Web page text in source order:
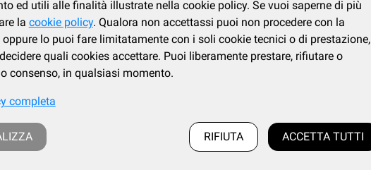
Cookies policy
Frazione Fila, 106/c, Loc. Trivero, 13835 Valdilana (BI) | tel. 015.737.634
: IT 02339730026 - iscrizione al registro Imprese di Biella e Vercelli: 02339730026
REA presso la CCIAA di Biella al numero BI 186883, Capitale Sociale i.v.: euro 10.000,00
ed utili alle finalità illustrate nella cookie policy. Se vuoi saperne di più
la cookie policy. Qualora non accettassi puoi non procedere con la
oppure lo puoi fare limitatamente con i soli cookie tecnici o di prestazione,
quali cookies accettare. Puoi liberamente prestare, rifiutare o
consenso, in qualsiasi momento.
completa
RIFIUTA ACCETTA TUTTI